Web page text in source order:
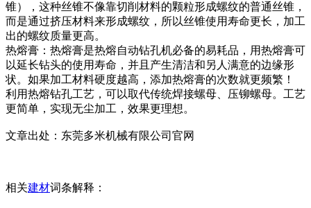
锥），这种丝锥不像靠切削材料的颗粒形成螺纹的普通丝锥，
而是通过挤压材料来形成螺纹，所以丝锥使用寿命更长，加工
出的螺纹质量更高。
热熔膏：热熔膏是热熔自动钻孔机必备的易耗品，用热熔膏可
以延长钻头的使用寿命，并且产生清洁和另人满意的边缘形
状。如果加工材料硬度越高，添加热熔膏的次数就更频繁！
利用热熔钻孔工艺，可以取代传统焊接螺母、压铆螺母。工艺
更简单，实现无尘加工，效果更理想。
文章出处：东莞多米机械有限公司官网
相关建材词条解释：